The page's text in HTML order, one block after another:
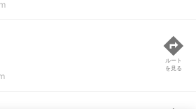
ルート
を見る